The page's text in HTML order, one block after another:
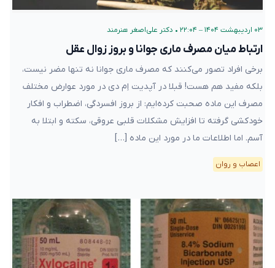
۰۳ اردیبهشت ۱۴۰۴ – ۲۲:۰۴ • دکتر علی‌اصغر هنرمند
ارتباط میان مصرف ماری جوانا و بروز زوال عقل
برخی افراد تصور می‌کنند که مصرف ماری جوانا نه تنها مضر نیست،
بلکه مفید هم هست! قبلا در آپدیت اِم دی در مورد عوارض مختلف
مصرف این ماده صحبت کرده‌ایم: از بروز افسردگی، اضطراب و افکار
خودکشی گرفته تا افزایش مشکلات قلبی عروقی، سکته و ابتلا به
آسم. اما اطلاعات ما در مورد این ماده […]
اعصاب و روان